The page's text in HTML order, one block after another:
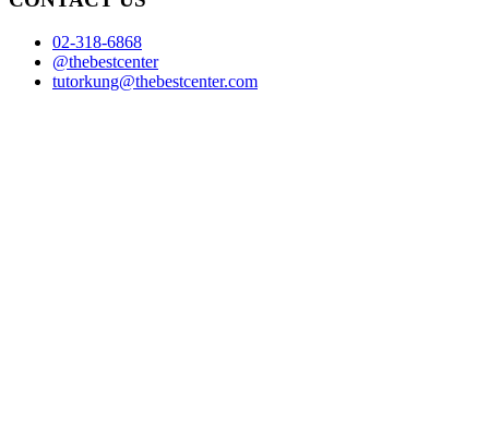
02-318-6868
@thebestcenter
tutorkung@thebestcenter.com